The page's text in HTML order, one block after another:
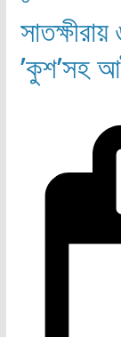
’কুশ’সহ